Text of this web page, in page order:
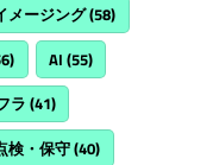
メージング(58)
AI (55)
ラ (41)
検・保守(40)